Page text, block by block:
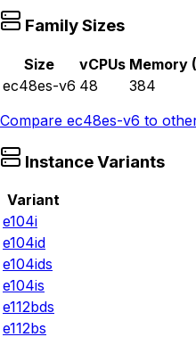
Family Sizes
Size vCPUs Memory
ec48es-v6 48
384
Compare ec48es-v6 to
Instance Variants
Variant
e104i
e104id
e104ids
e104is
e112bds
e112bs